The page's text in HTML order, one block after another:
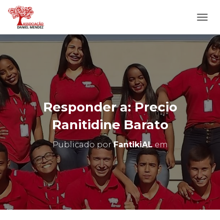
L
T
E
R
N
A
N
A
E
G
O
Responder a: Precio
Ranitidine Barato
Publicado porFantikiALem